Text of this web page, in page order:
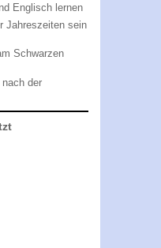
Englisch lernen
Jahreszeiten sein
Schwarzen
der